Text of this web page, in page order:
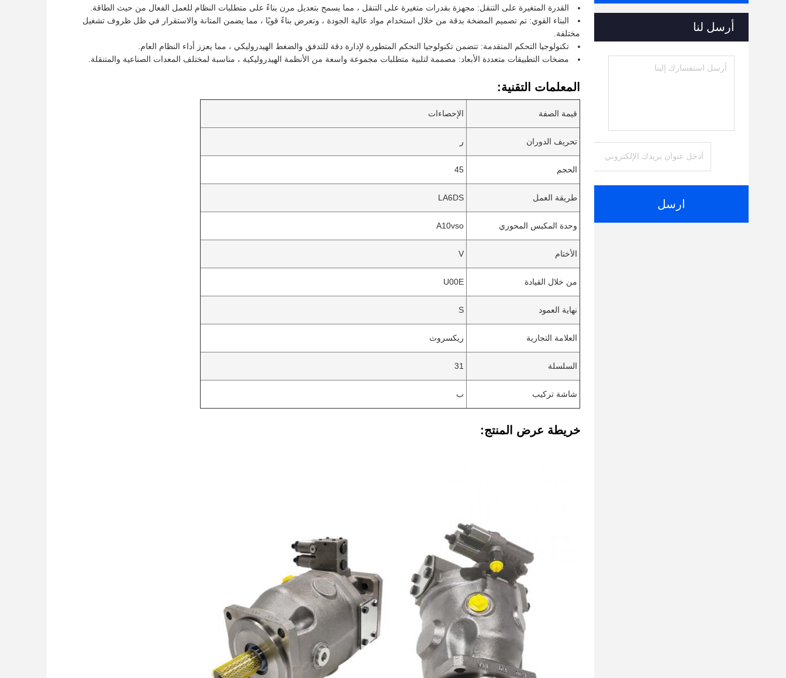
أرسل لنا
ارسل
القدرة المتغيرة على التنقل: مجهزة بقدرات متغيرة على التنقل ، مما يسمح بتعديل مرن بناءً على متطلبات النظام للعمل الفعال من حيث الطاقة.
البناء القوي: تم تصميم المضخة بدقة من خلال استخدام مواد عالية الجودة ، وتعرض بناءً قويًا ، مما يضمن المتانة والاستقرار في ظل ظروف تشغيل
مختلفة.
تكنولوجيا التحكم المتقدمة: تتضمن تكنولوجيا التحكم المتطورة لإدارة دقة للتدفق والضغط الهيدروليكي ، مما يعزز أداء النظام العام.
مضخات التطبيقات متعددة الأبعاد: مصممة لتلبية متطلبات مجموعة واسعة من الأنظمة الهيدروليكية ، مناسبة لمختلف المعدات الصناعية والمتنقلة.
المعلمات التقنية:
قيمة الصفة الإحصاءات
تحريف الدوران ر
الحجم 45
طريقة العمل LA6DS
وحدة المكبس المحوري A10vso
الأختام V
من خلال القيادة U00E
نهاية العمود S
العلامة التجارية ريكسروث
السلسلة 31
شاشة تركيب ب
خريطة عرض المنتج: